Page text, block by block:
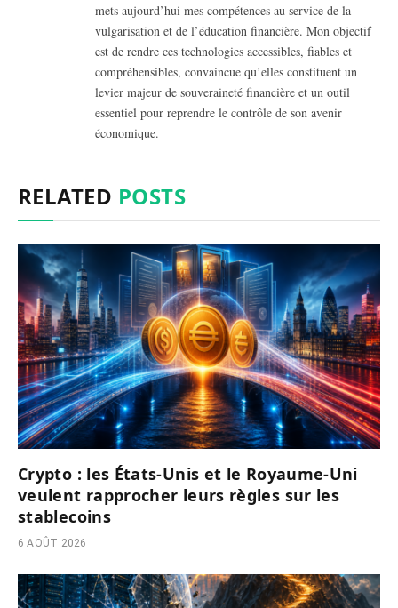
mets aujourd’hui mes compétences au service de la
vulgarisation et de l’éducation financière. Mon objectif
est de rendre ces technologies accessibles, fiables et
compréhensibles, convaincue qu’elles constituent un
levier majeur de souveraineté financière et un outil
essentiel pour reprendre le contrôle de son avenir
économique.
RELATED POSTS
Crypto : les États-Unis et le Royaume-Uni
veulent rapprocher leurs règles sur les
stablecoins
6 AOÛT 2026